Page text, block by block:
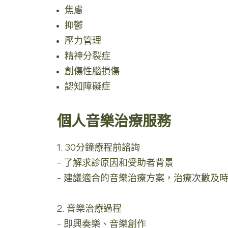
焦慮
抑鬱
壓力管理
精神分裂症
創傷性腦損傷
認知障礙症
個人音樂治療服務
1. 30分鐘療程前諮詢
- 了解求診原因和受助者背景
- 建議適合的音樂治療方案，治療次數及
2. 音樂治療過程
- 即興奏樂、音樂創作